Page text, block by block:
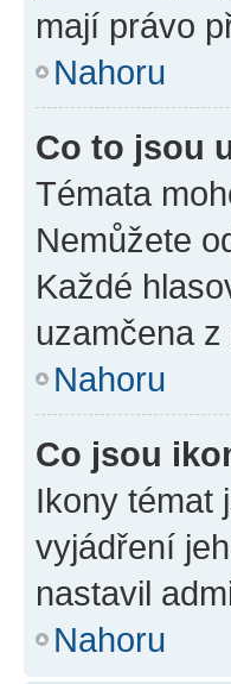
mají právo
Nahoru
Co to jsou
Témata
Nemůžete
Každé
uzamčena
Nahoru
Co jsou
Ikony témat
vyjádření
nastavil
Nahoru